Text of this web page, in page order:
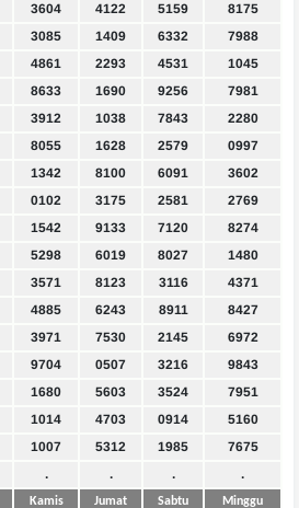
3604 4122 5159
8175
3085 1409 6332
7988
4861 2293 4531
1045
8633 1690 9256
7981
3912 1038 7843
2280
8055 1628 2579
0997
1342 8100 6091
3602
0102 3175 2581
2769
1542 9133 7120
8274
5298 6019 8027
1480
3571 8123 3116
4371
4885 6243 8911
8427
3971 7530 2145
6972
9704 0507 3216
9843
1680 5603 3524
7951
1014 4703 0914
5160
1007 5312 1985
7675
. . . .
Kamis Jumat Sabtu Minggu